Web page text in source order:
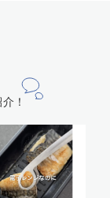
！